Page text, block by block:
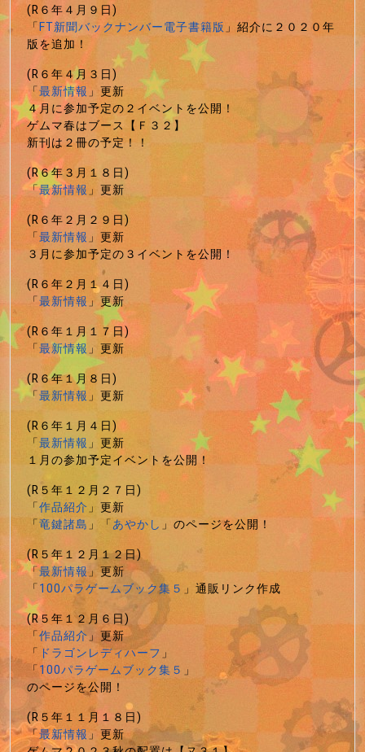
(R６年４月９日)
「FT新聞バックナンバー電子書籍版」紹介に２０２０年
版を追加！
(R６年４月３日)
「最新情報」更新
４月に参加予定の２イベントを公開！
ゲムマ春はブース【Ｆ３２】
新刊は２冊の予定！！
(R６年３月１８日)
「最新情報」更新
(R６年２月２９日)
「最新情報」更新
３月に参加予定の３イベントを公開！
(R６年２月１４日)
「最新情報」更新
(R６年１月１７日)
「最新情報」更新
(R６年１月８日)
「最新情報」更新
(R６年１月４日)
「最新情報」更新
１月の参加予定イベントを公開！
(R５年１２月２７日)
「作品紹介」更新
「竜鍵諸島」「あやかし」のページを公開！
(R５年１２月１２日)
「最新情報」更新
「100パラゲームブック集５ 」通販リンク作成
(R５年１２月６日)
「作品紹介」更新
「 ドラゴンレディハーフ」
「100パラゲームブック集５ 」
のページを公開！
(R５年１１月１８日)
「最新情報」更新